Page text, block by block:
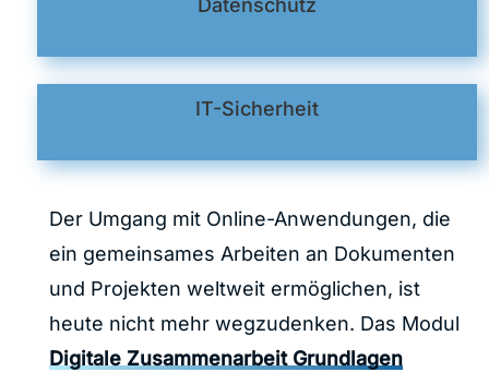
Datenschutz
IT-Sicherheit
Der Umgang mit Online-Anwendungen, die
ein gemeinsames Arbeiten an Dokumenten
und Projekten weltweit ermöglichen, ist
heute nicht mehr wegzudenken. Das Modul
Digitale Zusammenarbeit Grundlagen